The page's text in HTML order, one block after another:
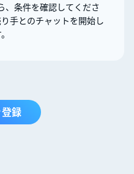
、条件を確認してくださ
手とのチャットを開始し
録